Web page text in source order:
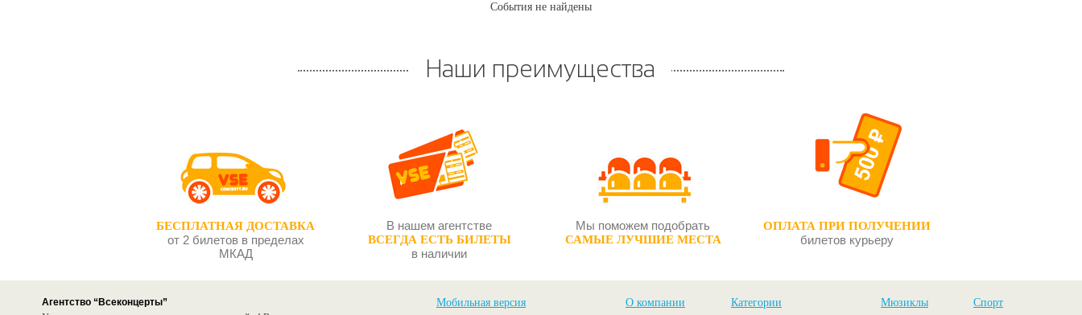
События не найдены
Наши преимущества
БЕСПЛАТНАЯ ДОСТАВКА
от 2 билетов в пределах
МКАД
В нашем агентстве
ВСЕГДА ЕСТЬ БИЛЕТЫ
в наличии
Мы поможем подобрать
САМЫЕ ЛУЧШИЕ МЕСТА
ОПЛАТА ПРИ ПОЛУЧЕНИИ
билетов курьеру
Агентство “Всеконцерты”
Мобильная версия О компании Категории Мюзиклы Спорт